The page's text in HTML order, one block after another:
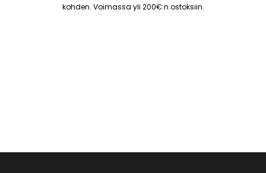
kuntoilutavoitteiden saavuttamiseksi, olipa
kohden. Voimassa yli 200€:n ostoksiin.